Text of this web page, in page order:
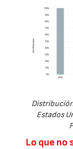
Estados
Lo que no